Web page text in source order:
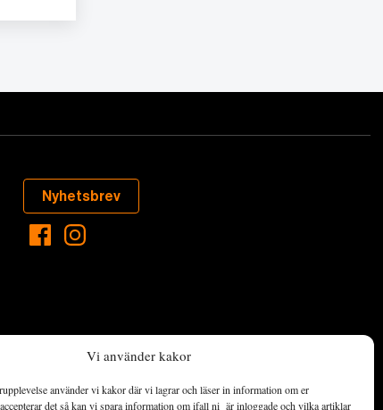
Vi använder kakor
använder vi kakor där vi lagrar och läser in information om er
det så kan vi spara information om ifall ni är inloggade och vilka artiklar
Nyhetsbrev
händer